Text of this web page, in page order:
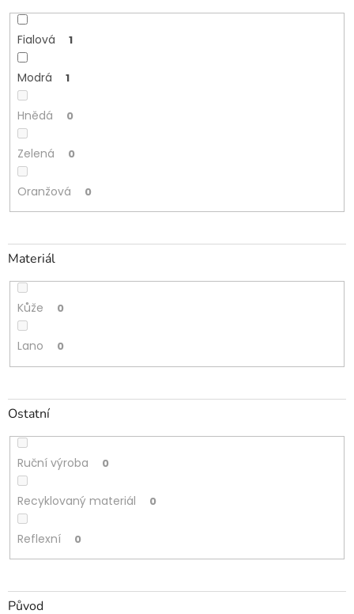
Fialová 1
Modrá 1
Hnědá 0
Zelená 0
Oranžová 0
Materiál
Kůže 0
Lano 0
Ostatní
Ruční výroba 0
Recyklovaný materiál 0
Reflexní 0
Původ